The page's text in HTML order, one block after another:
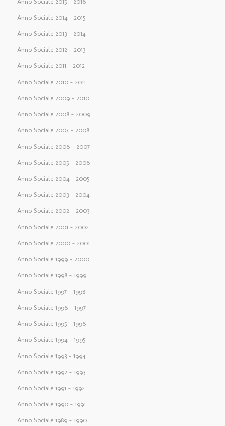
Anno Sociale 2014 – 2015
Anno Sociale 2013 – 2014
Anno Sociale 2012 – 2013
Anno Sociale 2011 – 2012
Anno Sociale 2010 – 2011
Anno Sociale 2009 – 2010
Anno Sociale 2008 – 2009
Anno Sociale 2007 – 2008
Anno Sociale 2006 – 2007
Anno Sociale 2005 – 2006
Anno Sociale 2004 – 2005
Anno Sociale 2003 – 2004
Anno Sociale 2002 – 2003
Anno Sociale 2001 – 2002
Anno Sociale 2000 – 2001
Anno Sociale 1999 – 2000
Anno Sociale 1998 – 1999
Anno Sociale 1997 – 1998
Anno Sociale 1996 – 1997
Anno Sociale 1995 – 1996
Anno Sociale 1994 – 1995
Anno Sociale 1993 – 1994
Anno Sociale 1992 – 1993
Anno Sociale 1991 – 1992
Anno Sociale 1990 – 1991
Anno Sociale 1989 – 1990